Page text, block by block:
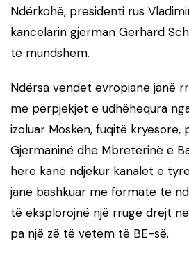
Ndërkohë, presidenti rus
kancelarin gjerman Gerhard
të mundshëm.
Ndërsa vendet evropiane janë
me përpjekjet e udhëhequra
izoluar Moskën, fuqitë kryesore,
Gjermaninë dhe Mbretërinë e
here kanë ndjekur kanalet e
janë bashkuar me formate të
të eksplorojnë një rrugë drejt
pa një zë të vetëm të BE-së.